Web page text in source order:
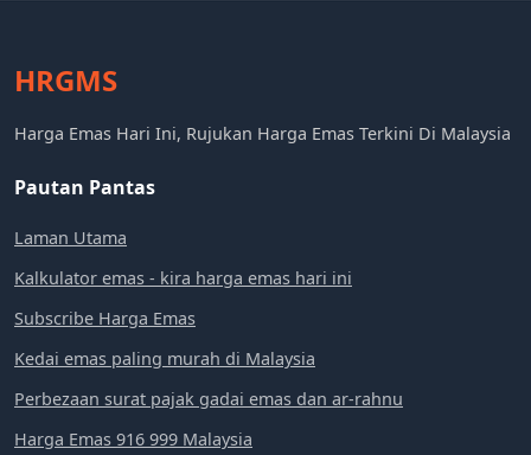
HRGMS
Harga Emas Hari Ini, Rujukan Harga Emas Terkini Di Malaysia
Pautan Pantas
Laman Utama
Kalkulator emas - kira harga emas hari ini
Subscribe Harga Emas
Kedai emas paling murah di Malaysia
Perbezaan surat pajak gadai emas dan ar-rahnu
Harga Emas 916 999 Malaysia